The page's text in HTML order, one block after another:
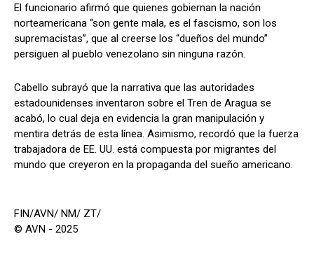
El funcionario afirmó que quienes gobiernan la nación
norteamericana “son gente mala, es el fascismo, son los
supremacistas”, que al creerse los “dueños del mundo”
persiguen al pueblo venezolano sin ninguna razón.
Cabello subrayó que la narrativa que las autoridades
estadounidenses inventaron sobre el Tren de Aragua se
acabó, lo cual deja en evidencia la gran manipulación y
mentira detrás de esta línea. Asimismo, recordó que la fuerza
trabajadora de EE. UU. está compuesta por migrantes del
mundo que creyeron en la propaganda del sueño americano.
FIN/AVN/ NM/ ZT/
© AVN - 2025